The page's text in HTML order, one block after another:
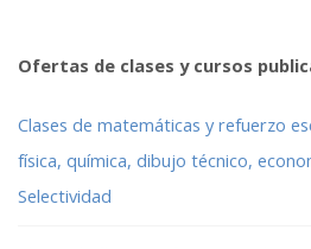
Ofertas de clases y cursos
Clases de matemáticas y refuerzo
física, química, dibujo técnico,
Selectividad